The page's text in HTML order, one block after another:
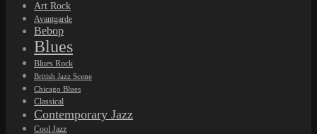
Art Rock
Avantgarde
Bebop
Blues
Blues Rock
British Jazz Scene
Chicago Blues
Classical
Contemporary Jazz
Cool Jazz